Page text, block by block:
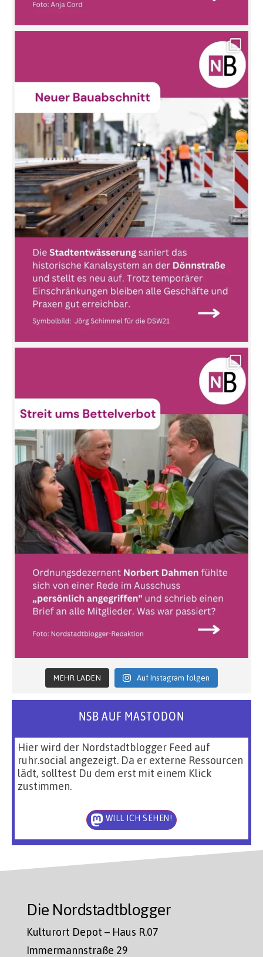
MEHR LADEN Auf Instagram folgen
NSB AUF MASTODON
Hier wird der Nordstadtblogger Feed auf
ruhr.social angezeigt. Da er externe Ressourcen
lädt, solltest Du dem erst mit einem Klick
zustimmen.
WILL ICH SEHEN!
Die Nordstadtblogger
Kulturort Depot – Haus R.07
Immermannstraße 29